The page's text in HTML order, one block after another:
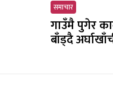
समाचार
गाउँमै पुगेर
बाँड्दै